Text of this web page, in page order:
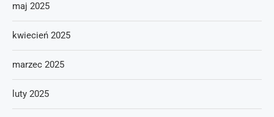
maj 2025
kwiecień 2025
marzec 2025
luty 2025